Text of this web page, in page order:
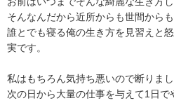
そんなんだから近所からも世間から
誰とでも寝る俺の生き方を見習えと
実です。
私はもちろん気持ち悪いので断りま
次の日から大量の仕事を与えて1日